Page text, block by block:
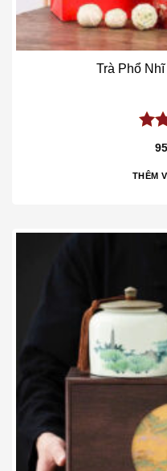
Trà Phổ
5.00
THÊM